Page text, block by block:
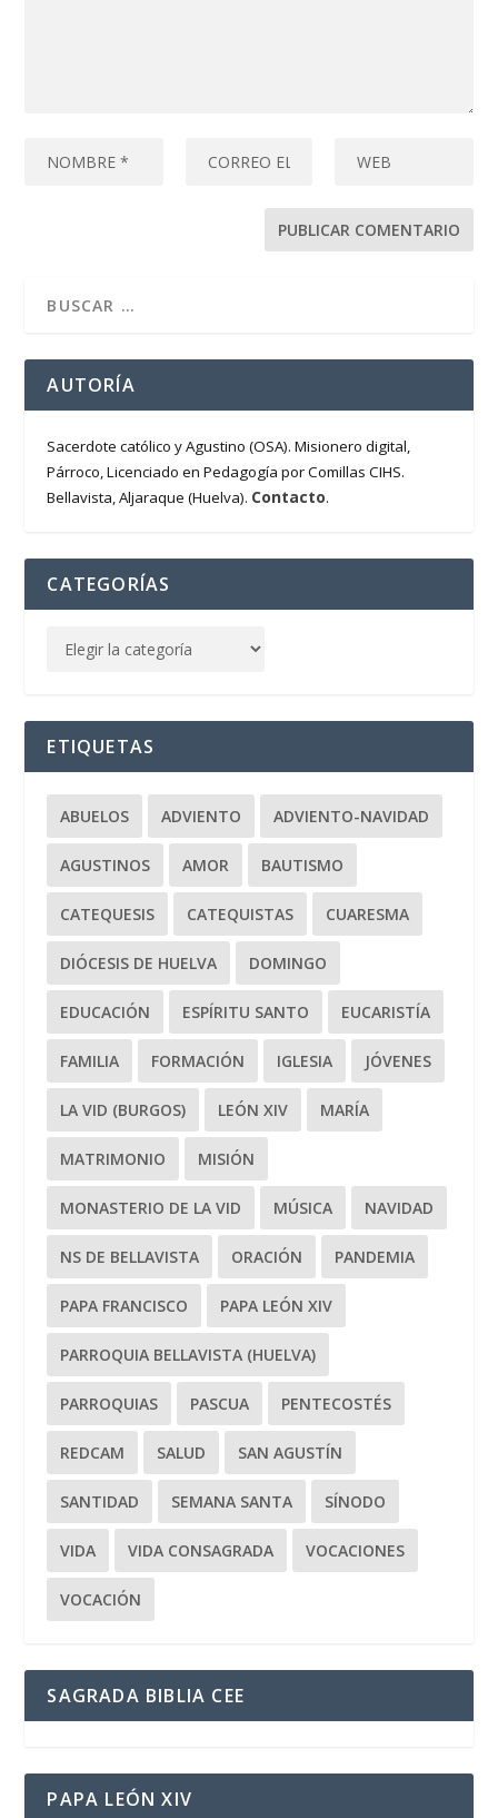
AUTORÍA
Sacerdote católico y Agustino (OSA). Misionero digital,
Párroco, Licenciado en Pedagogía por Comillas CIHS.
Bellavista, Aljaraque (Huelva). Contacto.
CATEGORÍAS
ETIQUETAS
ABUELOS ADVIENTO ADVIENTO-NAVIDAD
AGUSTINOS AMOR BAUTISMO
CATEQUESIS CATEQUISTAS CUARESMA
DIÓCESIS DE HUELVA DOMINGO
EDUCACIÓN ESPÍRITU SANTO EUCARISTÍA
FAMILIA FORMACIÓN IGLESIA JÓVENES
LA VID (BURGOS) LEÓN XIV MARÍA
MATRIMONIO MISIÓN
MONASTERIO DE LA VID MÚSICA NAVIDAD
NS DE BELLAVISTA ORACIÓN PANDEMIA
PAPA FRANCISCO PAPA LEÓN XIV
PARROQUIA BELLAVISTA (HUELVA)
PARROQUIAS PASCUA PENTECOSTÉS
REDCAM SALUD SAN AGUSTÍN
SANTIDAD SEMANA SANTA SÍNODO
VIDA VIDA CONSAGRADA VOCACIONES
VOCACIÓN
SAGRADA BIBLIA CEE
PAPA LEÓN XIV